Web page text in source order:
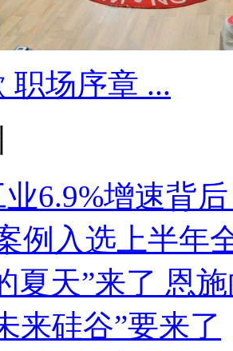
职场序章 ...
6.9%增速背
例入选上半年
夏天”来了 恩
来硅谷”要来了